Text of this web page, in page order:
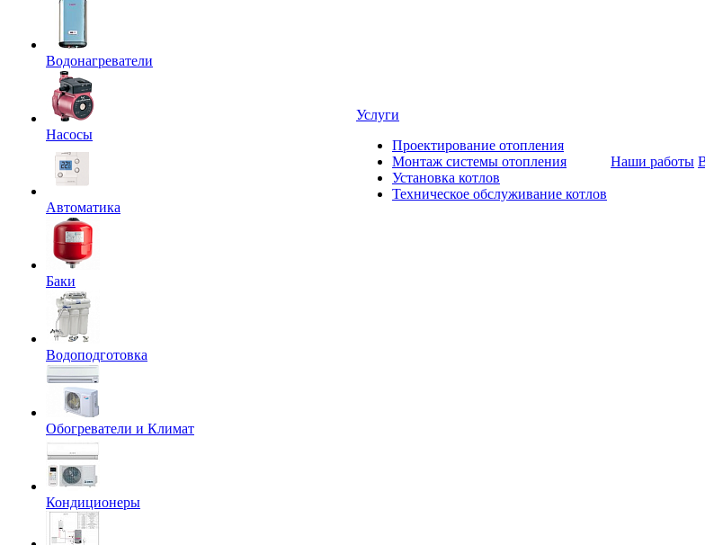
Водонагреватели
Насосы
Автоматика
Баки
Водоподготовка
Обогреватели и Климат
Кондиционеры
Услуги
Проектирование отопления
Монтаж системы отопления
Установка котлов
Техническое обслуживание котлов
Наши работы